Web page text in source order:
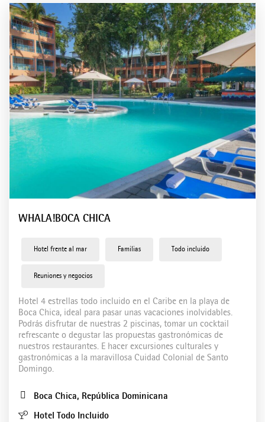
Tenerife
Hoteles en México
Holbox
Playa el Carmen
Hoteles en Rep. Dominicana
Bayahíbe
Boca Chica
WHALA!BOCA CHICA
Hotel frente al mar Familias Todo incluido
Reuniones y negocios
Hotel 4 estrellas todo incluido en el Caribe en la playa de
Boca Chica, ideal para pasar unas vacaciones inolvidables.
Podrás disfrutar de nuestras 2 piscinas, tomar un cocktail
refrescante o degustar las propuestas gastronómicas de
nuestros restaurantes. E hacer excursiones culturales y
gastronómicas a la maravillosa Cuidad Colonial de Santo
Domingo.
Boca Chica, República Dominicana
Hotel Todo Incluido